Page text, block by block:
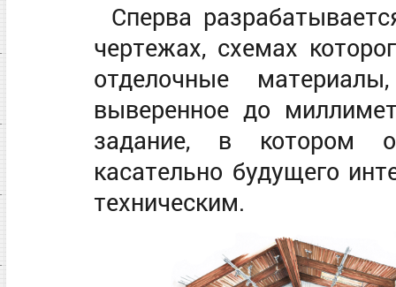
Сперва
чертежах, схемах
отделочные
выверенное до
задание, в котором
касательно будущего
техническим.